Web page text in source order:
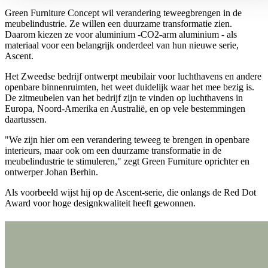
Green Furniture Concept wil verandering teweegbrengen in de
meubelindustrie. Ze willen een duurzame transformatie zien.
Daarom kiezen ze voor aluminium -CO2-arm aluminium - als
materiaal voor een belangrijk onderdeel van hun nieuwe serie,
Ascent.
Het Zweedse bedrijf ontwerpt meubilair voor luchthavens en andere
openbare binnenruimten, het weet duidelijk waar het mee bezig is.
De zitmeubelen van het bedrijf zijn te vinden op luchthavens in
Europa, Noord-Amerika en Australië, en op vele bestemmingen
daartussen.
"We zijn hier om een verandering teweeg te brengen in openbare
interieurs, maar ook om een duurzame transformatie in de
meubelindustrie te stimuleren," zegt Green Furniture oprichter en
ontwerper Johan Berhin.
Als voorbeeld wijst hij op de Ascent-serie, die onlangs de Red Dot
Award voor hoge designkwaliteit heeft gewonnen.